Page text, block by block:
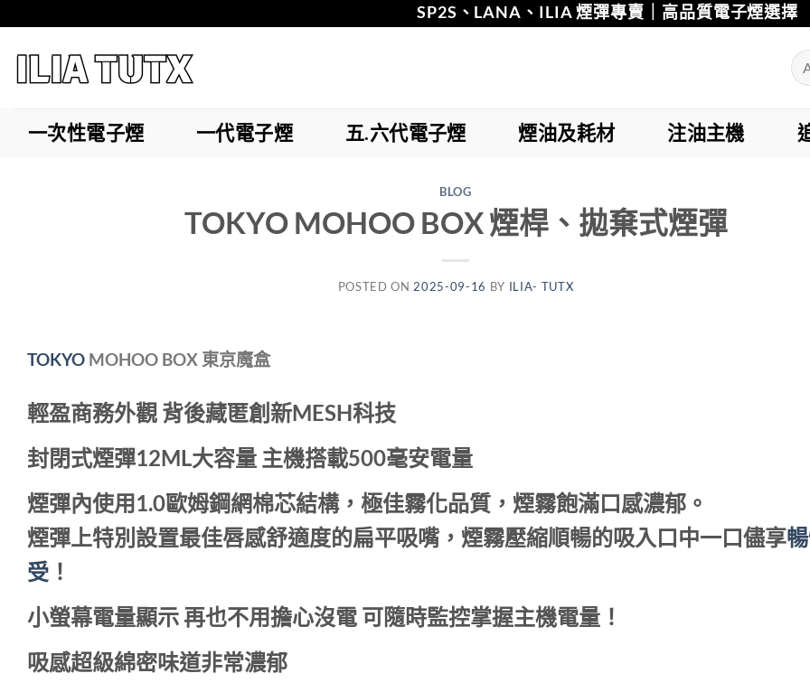
SP2S、LANA、ILIA 煙彈專賣｜高品質電子煙選擇
一次性電子煙 一代電子煙 五.六代電子煙 煙油及耗材 注油主機
BLOG
TOKYO MOHOO BOX 煙桿、拋棄式煙彈
POSTED ON 2025-09-16 BY ILIA- TUTX
TOKYO MOHOO BOX 東京魔盒
輕盈商務外觀 背後藏匿創新MESH科技
封閉式煙彈12ML大容量 主機搭載500毫安電量
煙彈內使用1.0歐姆鋼網棉芯結構，極佳霧化品質，煙霧飽滿口感濃郁。
煙彈上特別設置最佳唇感舒適度的扁平吸嘴，煙霧壓縮順暢的吸入口中一口儘享
受 ！
小螢幕電量顯示 再也不用擔心沒電 可隨時監控掌握主機電量！
吸感超級綿密味道非常濃郁